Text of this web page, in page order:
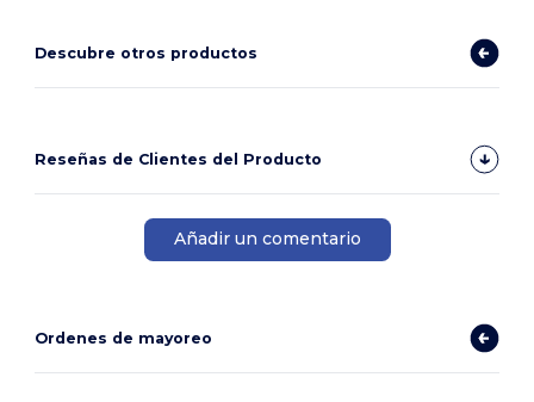
Descubre otros productos
Reseñas de Clientes del Producto
Añadir un comentario
Ordenes de mayoreo